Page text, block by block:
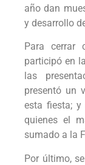
año dan
y desarrollo
Para cerrar
participó en
las
presentó un
esta fiesta;
quienes el
sumado a la
Por último,